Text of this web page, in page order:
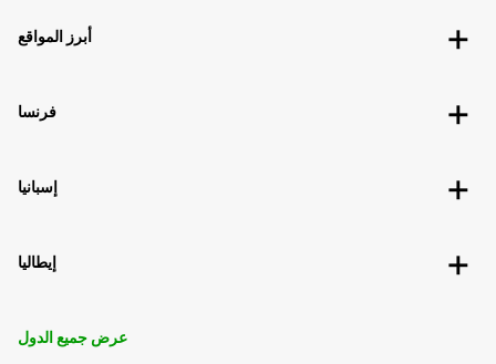
أبرز المواقع
فرنسا
إسبانيا
إيطاليا
عرض جميع الدول